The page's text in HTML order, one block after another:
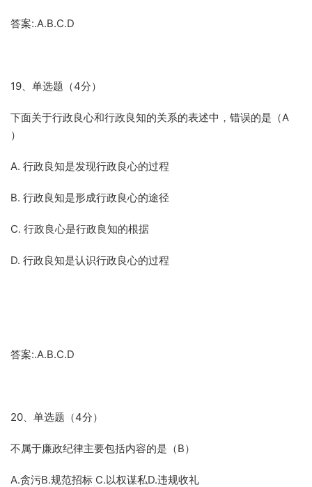
答案:.A.B.C.D
19、单选题（4分）
下面关于行政良心和行政良知的关系的表述中，错误的是（A
）
A. 行政良知是发现行政良心的过程
B. 行政良知是形成行政良心的途径
C. 行政良心是行政良知的根据
D. 行政良知是认识行政良心的过程
答案:.A.B.C.D
20、单选题（4分）
不属于廉政纪律主要包括内容的是（B）
A.贪污B.规范招标 C.以权谋私D.违规收礼